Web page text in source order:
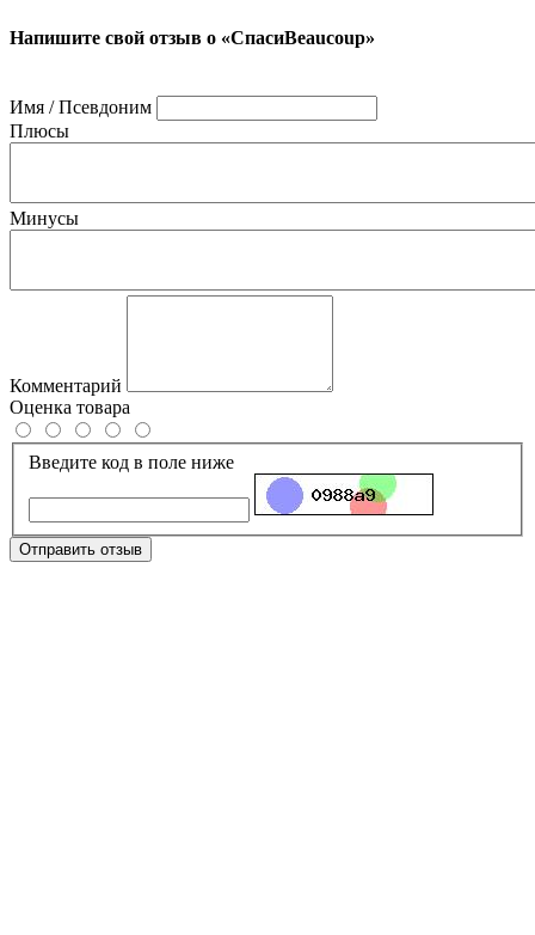
Напишите свой отзыв о «СпасиBeaucoup»
Имя / Псевдоним
Плюсы
Минусы
Комментарий
Оценка товара
Введите код в поле ниже
Отправить отзыв